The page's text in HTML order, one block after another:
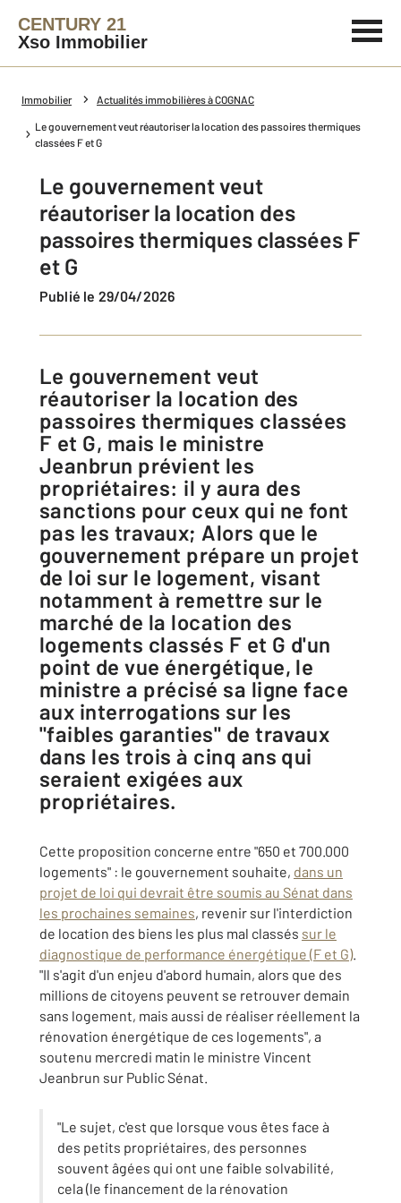
CENTURY 21
Xso Immobilier
Immobilier Actualités immobilières à COGNAC
Le gouvernement veut réautoriser la location des passoires thermiques
classées F et G
Le gouvernement veut
réautoriser la location des
passoires thermiques classées F
et G
Publié le 29/04/2026
Le gouvernement veut
réautoriser la location des
passoires thermiques classées
F et G, mais le ministre
Jeanbrun prévient les
propriétaires: il y aura des
sanctions pour ceux qui ne font
pas les travaux; Alors que le
gouvernement prépare un projet
de loi sur le logement, visant
notamment à remettre sur le
marché de la location des
logements classés F et G d'un
point de vue énergétique, le
ministre a précisé sa ligne face
aux interrogations sur les
"faibles garanties" de travaux
dans les trois à cinq ans qui
seraient exigées aux
propriétaires.
Cette proposition concerne entre "650 et 700.000
logements" : le gouvernement souhaite, dans un
projet de loi qui devrait être soumis au Sénat dans
les prochaines semaines, revenir sur l'interdiction
de location des biens les plus mal classés sur le
diagnostique de performance énergétique (F et G).
"Il s'agit d'un enjeu d'abord humain, alors que des
millions de citoyens peuvent se retrouver demain
sans logement, mais aussi de réaliser réellement la
rénovation énergétique de ces logements", a
soutenu mercredi matin le ministre Vincent
Jeanbrun sur Public Sénat.
"Le sujet, c'est que lorsque vous êtes face à
des petits propriétaires, des personnes
souvent âgées qui ont une faible solvabilité,
cela (le financement de la rénovation